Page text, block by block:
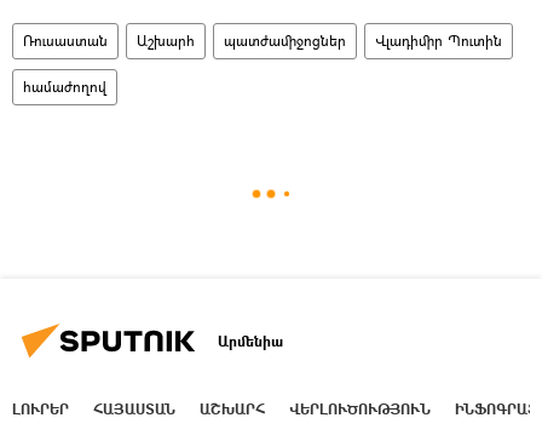
Ռուսաստան Աշխարհ պատժամիջոցներ Վլադիմիր Պուտին
համաժողով
Արմենիա
ԼՈՒՐԵՐ ՀԱՅԱՍՏԱՆ ԱՇԽԱՐՀ ՎԵՐԼՈՒԾՈՒԹՅՈՒՆ